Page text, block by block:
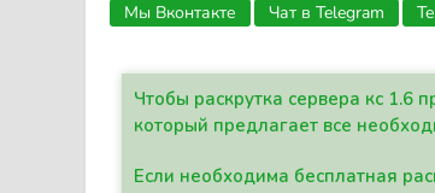
Мы Вконтакте Чат в Telegram
Чтобы раскрутка сервера кс 1.6
который предлагает все
Если необходима бесплатная